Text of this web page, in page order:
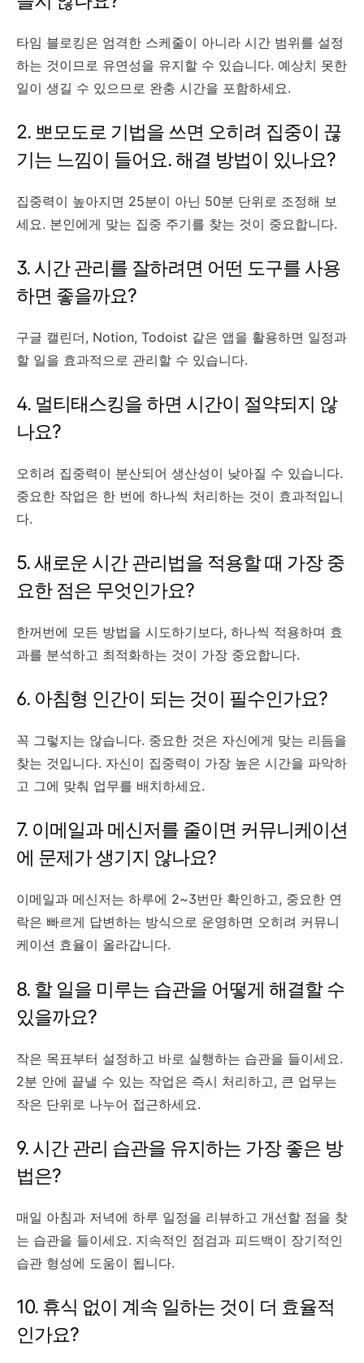
타임 블로킹은 엄격한 스케줄이 아니라 시간 범위를 설정
하는 것이므로 유연성을 유지할 수 있습니다. 예상치 못한
일이 생길 수 있으므로 완충 시간을 포함하세요.
2. 뽀모도로 기법을 쓰면 오히려 집중이 끊
기는 느낌이 들어요. 해결 방법이 있나요?
집중력이 높아지면 25분이 아닌 50분 단위로 조정해 보
세요. 본인에게 맞는 집중 주기를 찾는 것이 중요합니다.
3. 시간 관리를 잘하려면 어떤 도구를 사용
하면 좋을까요?
구글 캘린더, Notion, Todoist 같은 앱을 활용하면 일정과
할 일을 효과적으로 관리할 수 있습니다.
4. 멀티태스킹을 하면 시간이 절약되지 않
나요?
오히려 집중력이 분산되어 생산성이 낮아질 수 있습니다.
중요한 작업은 한 번에 하나씩 처리하는 것이 효과적입니
다.
5. 새로운 시간 관리법을 적용할 때 가장 중
요한 점은 무엇인가요?
한꺼번에 모든 방법을 시도하기보다, 하나씩 적용하며 효
과를 분석하고 최적화하는 것이 가장 중요합니다.
6. 아침형 인간이 되는 것이 필수인가요?
꼭 그렇지는 않습니다. 중요한 것은 자신에게 맞는 리듬을
찾는 것입니다. 자신이 집중력이 가장 높은 시간을 파악하
고 그에 맞춰 업무를 배치하세요.
7. 이메일과 메신저를 줄이면 커뮤니케이션
에 문제가 생기지 않나요?
이메일과 메신저는 하루에 2~3번만 확인하고, 중요한 연
락은 빠르게 답변하는 방식으로 운영하면 오히려 커뮤니
케이션 효율이 올라갑니다.
8. 할 일을 미루는 습관을 어떻게 해결할 수
있을까요?
작은 목표부터 설정하고 바로 실행하는 습관을 들이세요.
2분 안에 끝낼 수 있는 작업은 즉시 처리하고, 큰 업무는
작은 단위로 나누어 접근하세요.
9. 시간 관리 습관을 유지하는 가장 좋은 방
법은?
매일 아침과 저녁에 하루 일정을 리뷰하고 개선할 점을 찾
는 습관을 들이세요. 지속적인 점검과 피드백이 장기적인
습관 형성에 도움이 됩니다.
10. 휴식 없이 계속 일하는 것이 더 효율적
인가요?